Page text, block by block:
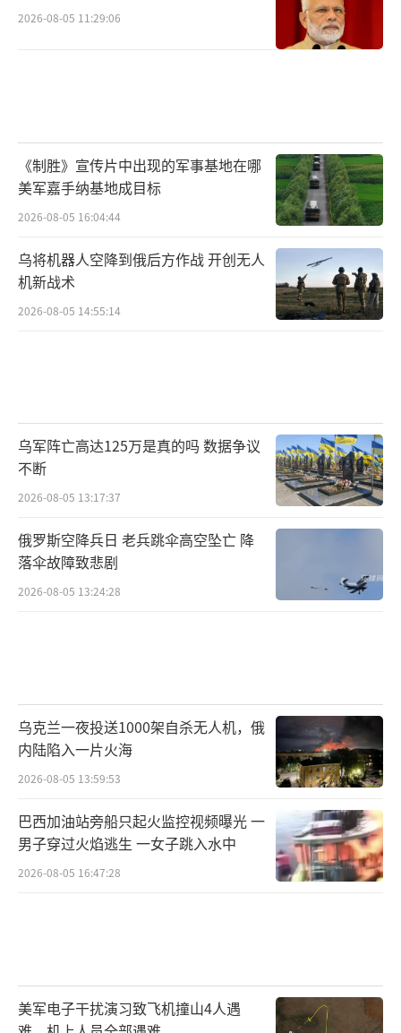
2026-08-05 11:29:06
《制胜》宣传片中出现的军事基地在哪
美军嘉手纳基地成目标
2026-08-05 16:04:44
乌将机器人空降到俄后方作战 开创无人
机新战术
2026-08-05 14:55:14
乌军阵亡高达125万是真的吗 数据争议
不断
2026-08-05 13:17:37
俄罗斯空降兵日 老兵跳伞高空坠亡 降
落伞故障致悲剧
2026-08-05 13:24:28
乌克兰一夜投送1000架自杀无人机，俄
内陆陷入一片火海
2026-08-05 13:59:53
巴西加油站旁船只起火监控视频曝光 一
男子穿过火焰逃生 一女子跳入水中
2026-08-05 16:47:28
美军电子干扰演习致飞机撞山4人遇